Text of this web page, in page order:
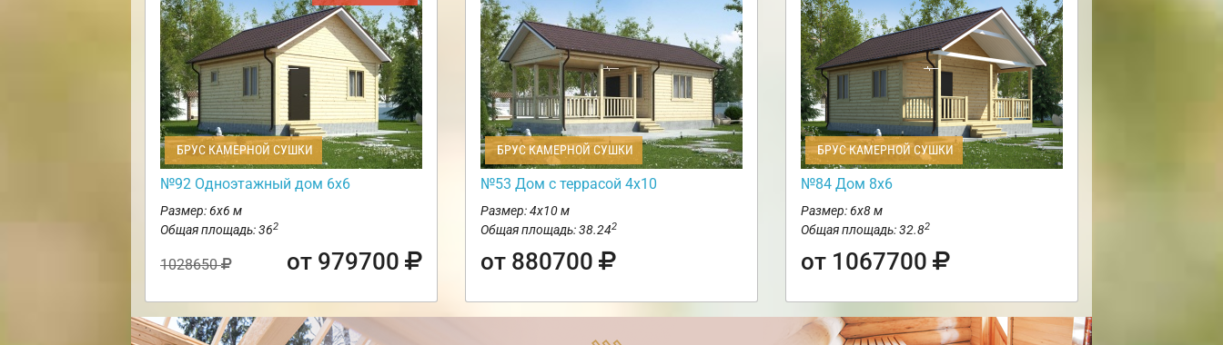
БРУС КАМЕРНОЙ СУШКИ
№92 Одноэтажный дом 6х6
Размер: 6х6 м
Общая площадь: 362
1028650 от 979700
БРУС КАМЕРНОЙ СУШКИ
№53 Дом с террасой 4х10
Размер: 4х10 м
Общая площадь: 38.242
от 880700
БРУС КАМЕРНОЙ СУШКИ
№84 Дом 8х6
Размер: 6х8 м
Общая площадь: 32.82
от 1067700